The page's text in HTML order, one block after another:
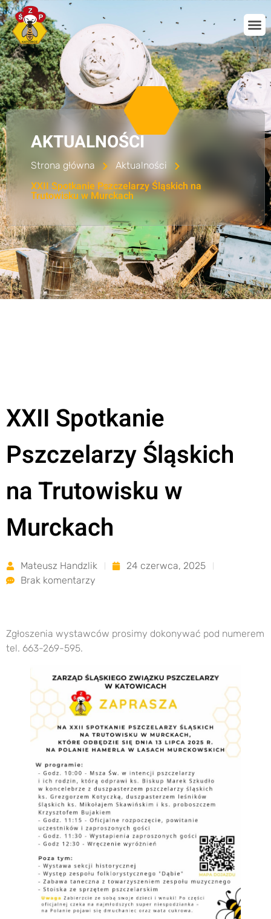
AKTUALNOŚCI
Strona główna Aktualności
XXII Spotkanie Pszczelarzy Śląskich na
Trutowisku w Murckach
XXII Spotkanie
Pszczelarzy Śląskich
na Trutowisku w
Murckach
Mateusz Handzlik
24 czerwca, 2025
Brak komentarzy
Zgłoszenia wystawców prosimy dokonywać pod numerem
tel. 663-269-595.